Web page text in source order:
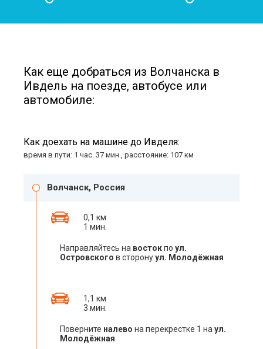
Как еще добраться из Волчанска в
Ивдель на поезде, автобусе или
автомобиле:
Как доехать на машине до Ивделя:
время в пути: 1 час. 37 мин., расстояние: 107 км
Волчанск, Россия
0,1 км
1 мин.
Направляйтесь на востокпо ул.
Островского в сторонуул. Молодёжная
1,1 км
3 мин.
Поверните налево на перекрестке 1 на ул.
Молодёжная